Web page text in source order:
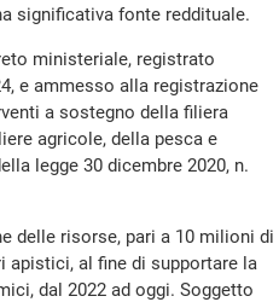
significativa fonte reddituale.
ministeriale, registrato
e ammesso alla registrazione
a sostegno della filiera
agricole, della pesca e
legge 30 dicembre 2020, n.
delle risorse, pari a 10 milioni di
al fine di supportare la
dal 2022 ad oggi. Soggetto